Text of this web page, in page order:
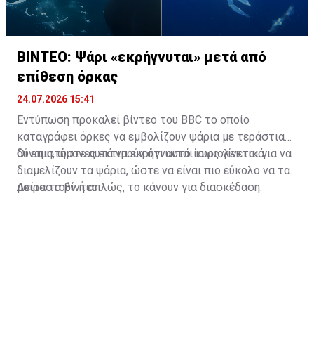
ΒΙΝΤΕΟ: Ψάρι «εκρήγνυται» μετά από
επίθεση όρκας
24.07.2026 15:41
Εντύπωση προκαλεί βίντεο του BBC το οποίο
καταγράφει όρκες να εμβολίζουν ψάρια με τεράστια
δύναμη, ώστε αυτά να εκρήγνυνται κυριολεκτικά.
Οι επιστήμονες εκτιμούν ότι αυτό ίσως γίνεται για να
διαμελίζουν τα ψάρια, ώστε να είναι πιο εύκολο να τα
μοιραστούν ή απλώς, το κάνουν για διασκέδαση.
Δείτε το βίντεο: